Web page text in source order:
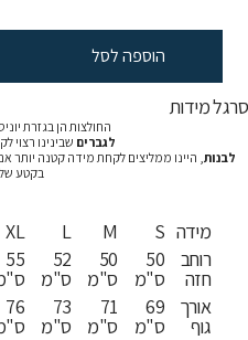
הוספה לסל
סרגל מידות
החולצות הן בגזרת
לגברים שבינינו רצוי
לבנות, היינו ממליצים לקחת מידה קטנה יותר
בקטע
XL
55
76
L
52
ס"מ
73
ס"מ
M
50
ס"מ
71
ס"מ
S
50
ס"מ
69
ס"מ
מידה
רוחב
חזה
אורך
גוף